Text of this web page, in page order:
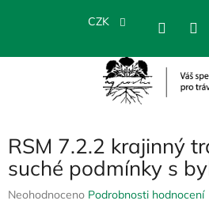
CZK
RSM 7.2.2 krajinný
suché podmínky s
Průměrné
Neohodnoceno Podrobnosti hodnocení